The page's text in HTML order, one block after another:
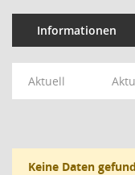
Informationen
Aktuell
Keine Daten